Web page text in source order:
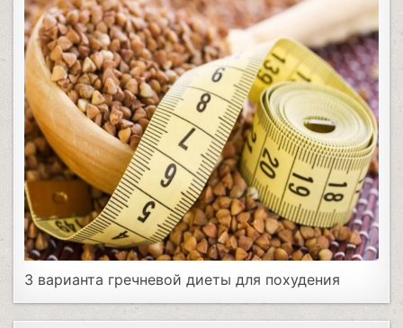
3 варианта гречневой диеты для похудения